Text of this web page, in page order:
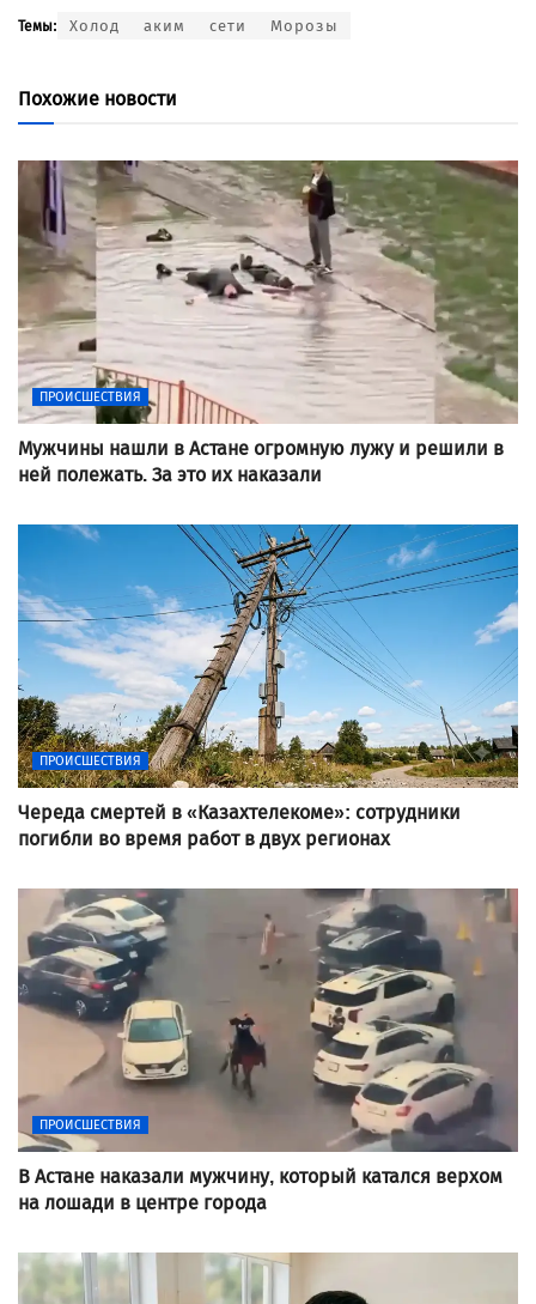
Темы: Холод аким сети Морозы
Похожие новости
ПРОИСШЕСТВИЯ
Мужчины нашли в Астане огромную лужу и решили в
ней полежать. За это их наказали
ПРОИСШЕСТВИЯ
Череда смертей в «Казахтелекоме»: сотрудники
погибли во время работ в двух регионах
ПРОИСШЕСТВИЯ
В Астане наказали мужчину, который катался верхом
на лошади в центре города